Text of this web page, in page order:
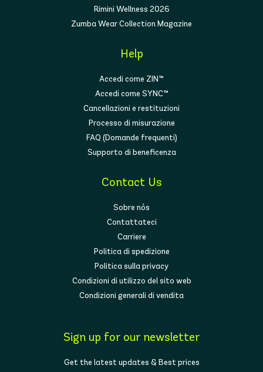
Rimini Wellness 2026
Zumba Wear Collection Magazine
Help
Accedi come ZIN™
Accedi come SYNC™
Cancellazioni e restituzioni
Processo di misurazione
FAQ (Domande frequenti)
Supporto di beneficenza
Contact Us
Sobre nós
Contattateci
Carriere
Politica di spedizione
Politica sulla privacy
Condizioni di utilizzo del sito web
Condizioni generali di vendita
Sign up for our newsletter
Get the latest updates & Best prices